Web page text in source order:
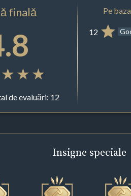
finală
de evaluări: 12
Pe
12
Insigne speciale